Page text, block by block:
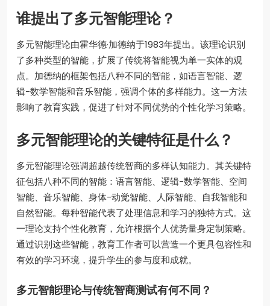
谁提出了多元智能理论？
多元智能理论由霍华德·加德纳于1983年提出。该理论识别
了多种类型的智能，扩展了传统将智能视为单一实体的观
点。加德纳的框架包括八种不同的智能，如语言智能、逻
辑-数学智能和音乐智能，强调个体的多样能力。这一方法
影响了教育实践，促进了针对不同优势的个性化学习策略。
多元智能理论的关键特征是什么？
多元智能理论强调超越传统智商的多样认知能力。其关键特
征包括八种不同的智能：语言智能、逻辑-数学智能、空间
智能、音乐智能、身体-动觉智能、人际智能、自我智能和
自然智能。每种智能代表了处理信息和学习的独特方式。这
一理论支持个性化教育，允许根据个人优势量身定制策略。
通过识别这些智能，教育工作者可以营造一个更具包容性和
有效的学习环境，提升学生的参与度和成就。
多元智能理论与传统智商测试有何不同？